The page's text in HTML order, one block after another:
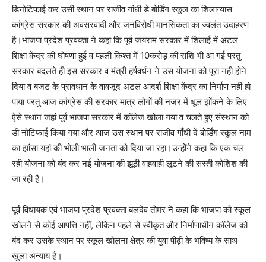
डिनोटिफाई कर उसी स्थान पर राजीव गांधी डे बोर्डिंग स्कूल का शिलान्यास
कांग्रेस सरकार की अवसरवादी और जनविरोधी मानसिकता का ज्वलंत उदाहरण
है।भाजपा प्रदेश प्रवक्ता ने कहा कि पूर्व जयराम सरकार में शिलाई में अटल
शिक्षा केंद्र की घोषणा हुई व पहली किश्त में 10करोड़ की राशि भी आ गई परंतु
सरकार बदलते ही इस सरकार व मंत्री हर्षवर्धन ने उस योजना को पूरा नही होने
दिया व बजट के प्रावधान के वावजूद अटल आदर्श शिक्षा केंद्र का निर्माण नही हो
पाया परंतु आज कांग्रेस की सरकार मात्र लोगों की नजर में धूल झोंकने के लिए
ऐसे स्थान जहां पूर्व भाजपा सरकार में कॉलेज खोला गया व चलते हुए संस्थान को
डी नोटिफाई किया गया और आज उस स्थान पर राजीव गाँधी दें बोर्डिंग स्कूल नाम
का झांसा यहां की भोली भाली जनता को दिया जा रहा।उन्होंने कहा कि एक चल
रही योजना को बंद कर नई योजना की झूठी वाहवाही लूटने की सस्ती कोशिश की
जा रही है।
पूर्व विधायक एवं भाजपा प्रदेश प्रवक्ता बलदेव तोमर ने कहा कि भाजपा को स्कूल
खोलने से कोई आपत्ति नहीं, लेकिन पहले से स्वीकृत और निर्माणाधीन कॉलेज को
बंद कर उसके स्थान पर स्कूल खोलना क्षेत्र की युवा पीढ़ी के भविष्य के साथ
खुला अन्याय है।